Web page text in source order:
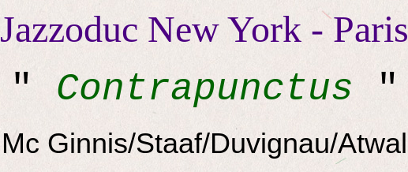
Jazzoduc New York - Paris
" Contrapunctus "
Mc Ginnis/Staaf/Duvignau/Atwal